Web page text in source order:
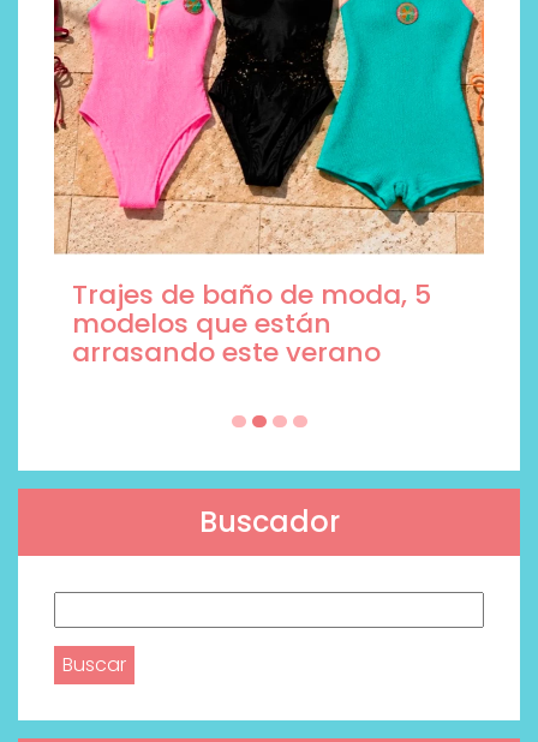
Trajes de baño de moda, 5
modelos que están
arrasando este verano
Buscador